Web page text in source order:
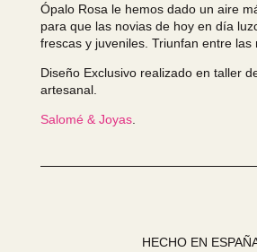
Ópalo Rosa le hemos dado un aire
para que las novias de hoy en día
frescas y juveniles. Triunfan entre las
Diseño Exclusivo realizado en taller
artesanal.
Salomé & Joyas.
HECHO EN